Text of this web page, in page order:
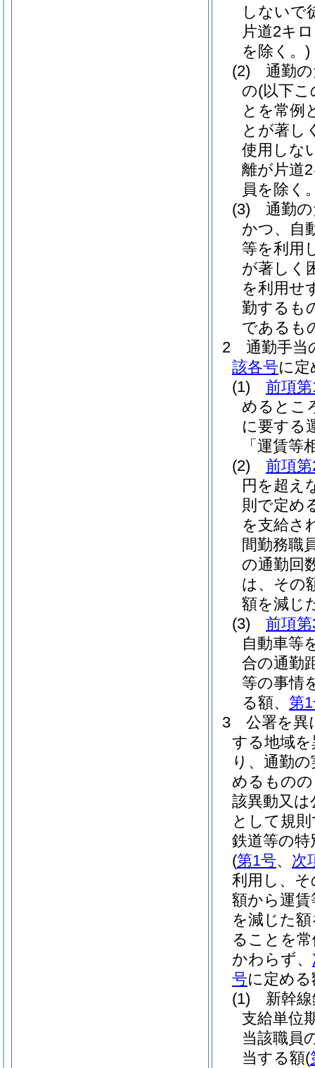
しないで
片道2キ
を除く。)
(2)
通勤
の(以下
とを常例
とが著し
使用しな
離が片道
員を除く
(3)
通勤
かつ、自
等を利用
が著しく
を利用せ
勤するも
であるも
2
通勤手当
該各号に
(1)
前項
めるとこ
に要する
「運賃等
(2)
前項
円を超え
則で定め
を支給さ
間勤務職
の通勤回
は、その
額を減じ
(3)
前項
自動車等
合の通勤
等の事情
る額、 第
3
公署を異
する地域
り、通勤
めるもの
該異動又
として規
鉄道等の特
(第1号、 次
利用し、
額から運
を減じた
ることを
かわらず、
号に定め
(1)
新幹
支給単位
当該職員
当する額(